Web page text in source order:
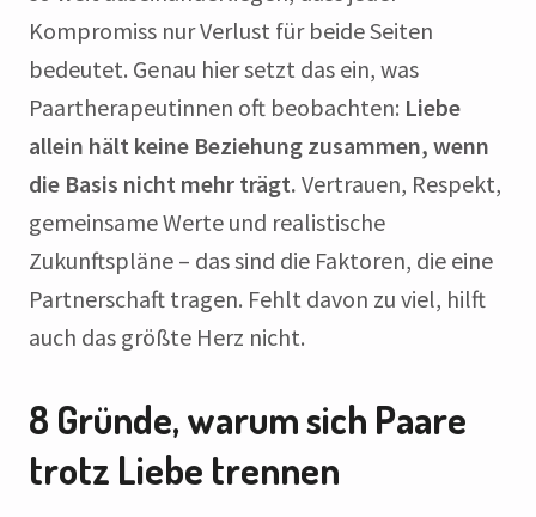
Kompromiss nur Verlust für beide Seiten
bedeutet. Genau hier setzt das ein, was
Paartherapeutinnen oft beobachten: Liebe
allein hält keine Beziehung zusammen, wenn
die Basis nicht mehr trägt. Vertrauen, Respekt,
gemeinsame Werte und realistische
Zukunftspläne – das sind die Faktoren, die eine
Partnerschaft tragen. Fehlt davon zu viel, hilft
auch das größte Herz nicht.
8 Gründe, warum sich Paare
trotz Liebe trennen